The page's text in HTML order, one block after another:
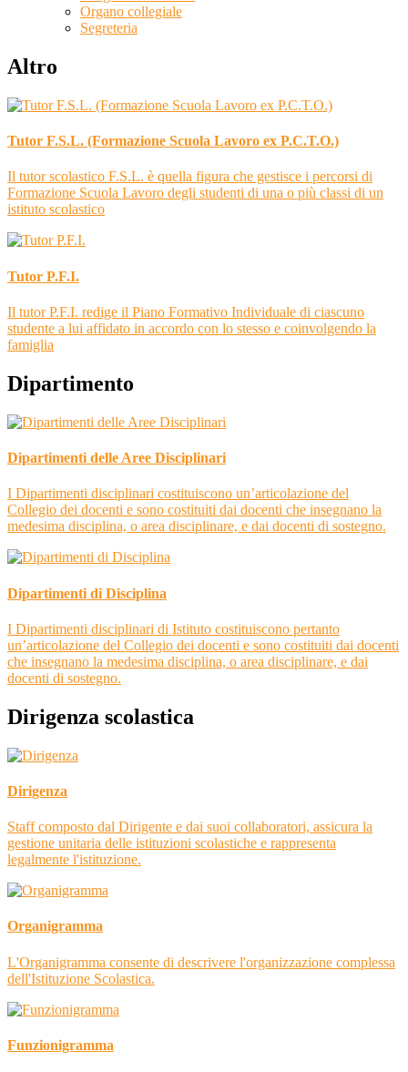
Organo collegiale
Segreteria
Altro
Tutor F.S.L. (Formazione Scuola Lavoro ex P.C.T.O.)
Il tutor scolastico F.S.L. è quella figura che gestisce i percorsi di
Formazione Scuola Lavoro degli studenti di una o più classi di un
istituto scolastico
Tutor P.F.I.
Il tutor P.F.I. redige il Piano Formativo Individuale di ciascuno
studente a lui affidato in accordo con lo stesso e coinvolgendo la
famiglia
Dipartimento
Dipartimenti delle Aree Disciplinari
I Dipartimenti disciplinari costituiscono un’articolazione del
Collegio dei docenti e sono costituiti dai docenti che insegnano la
medesima disciplina, o area disciplinare, e dai docenti di sostegno.
Dipartimenti di Disciplina
I Dipartimenti disciplinari di Istituto costituiscono pertanto
un’articolazione del Collegio dei docenti e sono costituiti dai docenti
che insegnano la medesima disciplina, o area disciplinare, e dai
docenti di sostegno.
Dirigenza scolastica
Dirigenza
Staff composto dal Dirigente e dai suoi collaboratori, assicura la
gestione unitaria delle istituzioni scolastiche e rappresenta
legalmente l'istituzione.
Organigramma
L'Organigramma consente di descrivere l'organizzazione complessa
dell'Istituzione Scolastica.
Funzionigramma